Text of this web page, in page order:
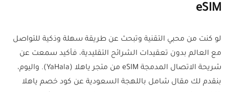
eSIM
لو كنت من محبي التقنية وتبحث عن طريقة سهلة وذكية للتواصل
مع العالم بدون تعقيدات الشرائح التقليدية، فأكيد سمعت عن
شريحة الاتصال المدمجة eSIM من متجر ياهلا (YaHala). واليوم،
بنقدم لك مقال شامل باللهجة السعودية عن كود خصم ياهلا